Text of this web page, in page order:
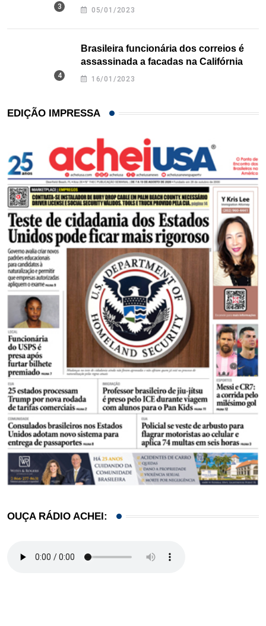
Texas
05/01/2023
Brasileira funcionária dos correios é
assassinada a facadas na Califórnia
16/01/2023
EDIÇÃO IMPRESSA
OUÇA RÁDIO ACHEI: